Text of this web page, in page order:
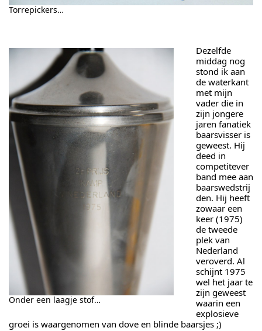
Torrepickers…
Onder een laagje stof…
Dezelfde
middag nog
stond ik aan
de waterkant
met mijn
vader die in
zijn jongere
jaren fanatiek
baarsvisser is
geweest. Hij
deed in
competitever
band mee aan
baarswedstrij
den. Hij heeft
zowaar een
keer (1975)
de tweede
plek van
Nederland
veroverd. Al
schijnt 1975
wel het jaar te
zijn geweest
waarin een
explosieve
groei is waargenomen van dove en blinde baarsjes ;)